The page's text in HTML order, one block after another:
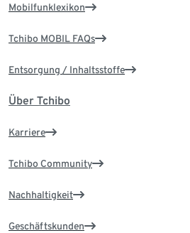
Mobilfunklexikon
Tchibo MOBIL FAQs
Entsorgung / Inhaltsstoffe
Über Tchibo
Karriere
Tchibo Community
Nachhaltigkeit
Geschäftskunden